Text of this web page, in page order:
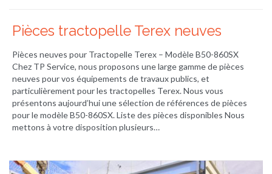
Pièces tractopelle Terex neuves
Pièces neuves pour Tractopelle Terex – Modèle B50-860SX
Chez TP Service, nous proposons une large gamme de pièces
neuves pour vos équipements de travaux publics, et
particulièrement pour les tractopelles Terex. Nous vous
présentons aujourd’hui une sélection de références de pièces
pour le modèle B50-860SX. Liste des pièces disponibles Nous
mettons à votre disposition plusieurs…